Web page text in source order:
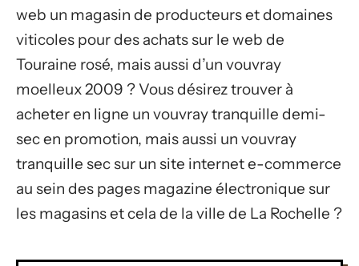
web un magasin de producteurs et domaines
viticoles pour des achats sur le web de
Touraine rosé, mais aussi d’un vouvray
moelleux 2009 ? Vous désirez trouver à
acheter en ligne un vouvray tranquille demi-
sec en promotion, mais aussi un vouvray
tranquille sec sur un site internet e-commerce
au sein des pages magazine électronique sur
les magasins et cela de la ville de La Rochelle ?